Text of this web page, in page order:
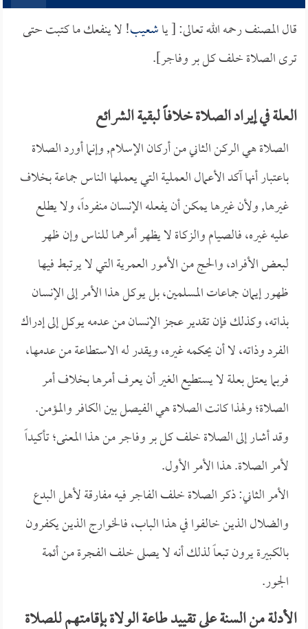
قال المصنف رحمه الله تعالى: [ ياشعيب! لا ينفعك ما كتبت حتى
ترى الصلاة خلف كل بر وفاجر].
العلة في إيراد الصلاة خلافاً لبقية الشرائع
الصلاة هي الركن الثاني من أركان الإسلام, وإنما أورد الصلاة
باعتبار أنها آكد الأعمال العملية التي يعملها الناس جماعة بخلاف
غيرها, ولأن غيرها يمكن أن يفعله الإنسان منفرداً، ولا يطلع
عليه غيره، فالصيام والزكاة لا يظهر أمرهما للناس وإن ظهر
لبعض الأفراد، والحج من الأمور العمرية التي لا يرتبط فيها
ظهور إيمان جماعات المسلمين، بل يوكل هذا الأمر إلى الإنسان
بذاته، وكذلك فإن تقدير عجز الإنسان من عدمه يوكل إلى إدراك
الفرد وذاته، لا أن يحكمه غيره، ويقدر له الاستطاعة من عدمها،
فربما يعتل بعلة لا يستطيع الغير أن يعرف أمرها بخلاف أمر
الصلاة؛ ولهذا كانت الصلاة هي الفيصل بين الكافر والمؤمن.
وقد أشار إلى الصلاة خلف كل بر وفاجر من هذا المعنى؛ تأكيداً
لأمر الصلاة. هذا الأمر الأول.
الأمر الثاني: ذكر الصلاة خلف الفاجر فيه مفارقة لأهل البدع
والضلال الذين خالفوا في هذا الباب، فالخوارج الذين يكفرون
بالكبيرة يرون تبعاً لذلك أنه لا يصلى خلف الفجرة من أئمة
الجور.
الأدلة من السنة على تقييد طاعة الولاة بإقامتهم للصلاة